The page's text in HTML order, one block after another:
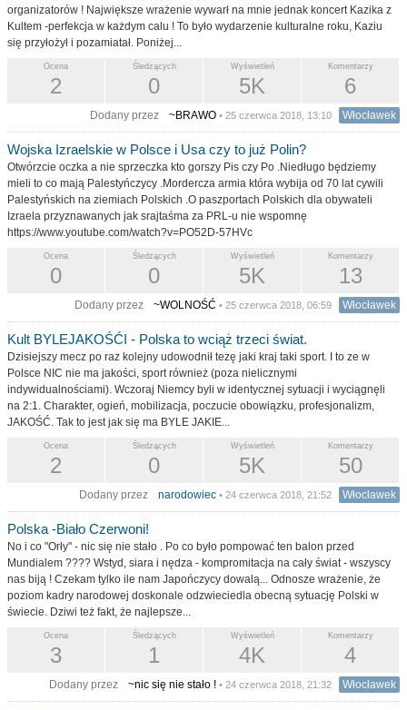
organizatorów ! Największe wrażenie wywarł na mnie jednak koncert Kazika z
Kultem -perfekcja w każdym calu ! To było wydarzenie kulturalne roku, Kaziu
się przyłożył i pozamiatał. Poniżej...
Komentarzy
6
Wyświetleń
5K
Śledzących
0
Ocena
2
Dodany przez ~BRAWO • 25 czerwca 2018, 13:10 Włocławek
Wojska Izraelskie w Polsce i Usa czy to już Polin?
Otwórzcie oczka a nie sprzeczka kto gorszy Pis czy Po .Niedługo będziemy
mieli to co mają Palestyńczycy .Mordercza armia która wybija od 70 lat cywili
Palestyńskich na ziemiach Polskich .O paszportach Polskich dla obywateli
Izraela przyznawanych jak srajtaśma za PRL-u nie wspomnę
https://www.youtube.com/watch?v=PO52D-57HVc
Komentarzy
13
Wyświetleń
5K
Śledzących
0
Ocena
0
Dodany przez ~WOLNOŚĆ • 25 czerwca 2018, 06:59 Włocławek
Kult BYLEJAKOŚĆI - Polska to wciąż trzeci świat.
Dzisiejszy mecz po raz kolejny udowodnił tezę jaki kraj taki sport. I to ze w
Polsce NIC nie ma jakości, sport również (poza nielicznymi
indywidualnościami). Wczoraj Niemcy byli w identycznej sytuacji i wyciągnęli
na 2:1. Charakter, ogień, mobilizacja, poczucie obowiązku, profesjonalizm,
JAKOŚĆ. Tak to jest jak się ma BYLE JAKIE...
Komentarzy
50
Wyświetleń
5K
Śledzących
0
Ocena
2
Dodany przez narodowiec • 24 czerwca 2018, 21:52 Włocławek
Polska -Biało Czerwoni!
No i co "Orły" - nic się nie stało . Po co było pompować ten balon przed
Mundialem ???? Wstyd, siara i nędza - kompromitacja na cały świat - wszyscy
nas biją ! Czekam tylko ile nam Japończycy dowalą... Odnosze wrażenie, że
poziom kadry narodowej doskonale odzwieciedla obecną sytuację Polski w
świecie. Dziwi też fakt, że najlepsze...
Komentarzy
4
Wyświetleń
4K
Śledzących
1
Ocena
3
Dodany przez ~nic się nie stało ! • 24 czerwca 2018, 21:32 Włocławek